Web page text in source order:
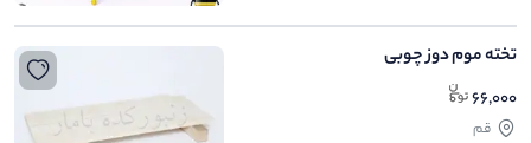
تخته موم دوز چوبی
66,000
قم